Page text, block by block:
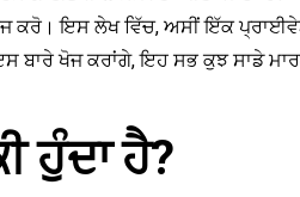
ਕਰੋ। ਇਸ ਲੇਖ ਵਿੱਚ, ਅਸੀਂ ਇੱਕ
ਬਾਰੇ ਖੋਜ ਕਰਾਂਗੇ, ਇਹ ਸਭ ਕੁਝ ਸਾਡੇ
ਹੁੰਦਾ ਹੈ?